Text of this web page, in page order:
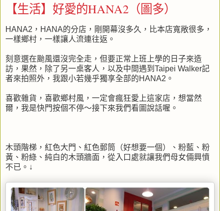
【生活】好愛的HANA2（圖多）
HANA2，HANA的分店，剛開幕沒多久，比本店寬敞很多，
一樣鄉村，一樣讓人流連往返。
刻意選在颱風還沒完全走，但要正常上班上學的日子來造
訪，果然，除了另一桌客人，以及中間遇到Taipei Walker記
者來拍照外，我跟小若幾乎獨享全部的HANA2。
喜歡雜貨，喜歡鄉村風，一定會瘋狂愛上這家店，想當然
爾，我是快門按個不停～接下來我們看圖說話喔。
木頭階梯，紅色大門、紅色郵筒（好想要一個）、粉藍、粉
黃、粉綠、純白的木頭牆面，從入口處就讓我們母女倆興憤
不已。↓